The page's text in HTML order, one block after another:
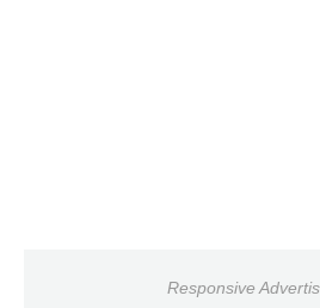
Responsive